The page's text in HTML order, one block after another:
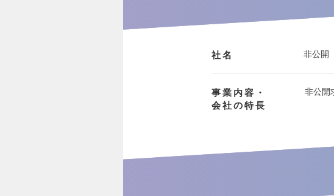
社名 非公開
事業内容・
会社の特長
非公開